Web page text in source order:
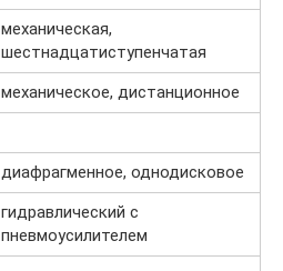
механическая,
шестнадцатиступенчатая
механическое, дистанционное
диафрагменное, однодисковое
гидравлический с
пневмоусилителем